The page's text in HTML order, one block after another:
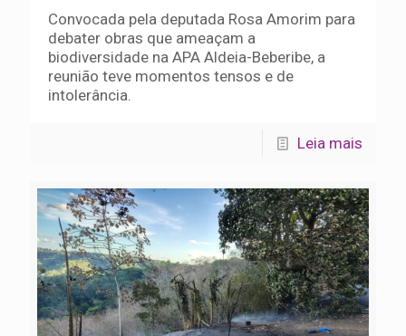
Convocada pela deputada Rosa Amorim para
debater obras que ameaçam a
biodiversidade na APA Aldeia-Beberibe, a
reunião teve momentos tensos e de
intolerância.
Leia mais